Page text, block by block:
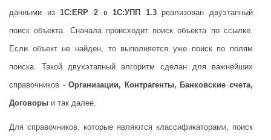
данными из1С:ERP 2в1С:УПП 1.3реализован двуэтапный
поиск объекта. Сначала происходит поиск объекта по ссылке.
Если объект не найден, то выполняется уже поиск по полям
поиска. Такой двухэтапный алгоритм сделан для важнейших
справочников -Организации, Контрагенты, Банковские счета,
Договоры и так далее.
Для справочников, которые являются классификаторами, поиск